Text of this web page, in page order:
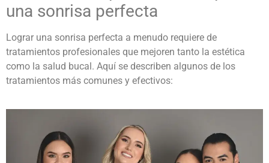
una sonrisa perfecta
Lograr una sonrisa perfecta a menudo requiere de
tratamientos profesionales que mejoren tanto la estética
como la salud bucal. Aquí se describen algunos de los
tratamientos más comunes y efectivos: